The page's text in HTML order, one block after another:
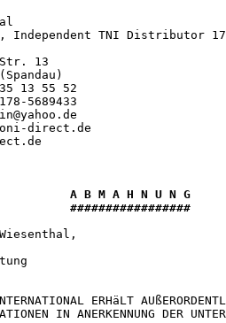
Independent TNI Distributor
13
13 55 52
5689433
direct.de
A B M A H N U N G
#################
ERHäLT
IN ANERKENNUNG DER